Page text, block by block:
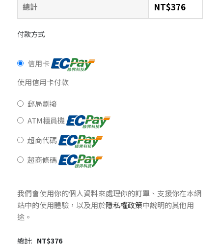
總計 NT$376
付款方式
信用卡
使用信用卡付款
郵局劃撥
ATM櫃員機
超商代碼
超商條碼
我們會使用你的個人資料來處理你的訂單、支援你在本網
站中的使用體驗，以及用於隱私權政策中說明的其他用
途。
總計: NT$376